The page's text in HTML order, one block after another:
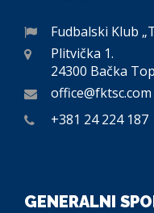
Fudbalski Klub
Plitvička 1.
24300 Bačka
office@fktsc.com
+381 24 224 187
GENERALNI